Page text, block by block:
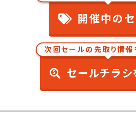
開催中の
次回セールの先取り情報
セールチラシ